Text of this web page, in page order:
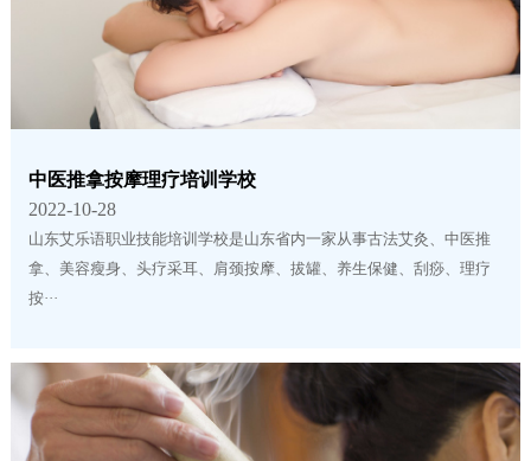
中医推拿按摩理疗培训学校
2022-10-28
山东艾乐语职业技能培训学校是山东省内一家从事古法艾灸、中医推
拿、美容瘦身、头疗采耳、肩颈按摩、拔罐、养生保健、刮痧、理疗
按···